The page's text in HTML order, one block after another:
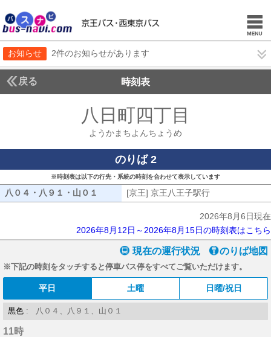
お知らせ 2件のお知らせがあります
戻る 時刻表
八日町四丁目
ようかまちよんちょうめ
のりば 2
※時刻表は以下の行先・系統の時刻を合わせて表示しています
八０４・八９１・山０１ 八０４・八９１・山０１
[京王] 京王八王子駅行
2026年8月6日現在
2026年8月12日～2026年8月15日の時刻表はこちら
現在の運行状況 のりば地図
※下記の時刻をタッチすると停車バス停をすべてご覧いただけます。
平日 土曜 日曜/祝日
黒色 : 八０４、八９１、山０１
11時